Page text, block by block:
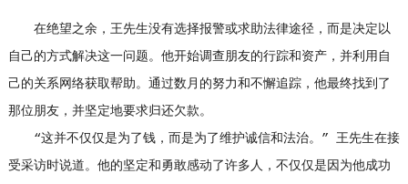
在绝望之余，王先生没有选择报警或求助法律途径，而是决定以
自己的方式解决这一问题。他开始调查朋友的行踪和资产，并利用自
己的关系网络获取帮助。通过数月的努力和不懈追踪，他最终找到了
那位朋友，并坚定地要求归还欠款。
“这并不仅仅是为了钱，而是为了维护诚信和法治。” 王先生在接
受采访时说道。他的坚定和勇敢感动了许多人，不仅仅是因为他成功